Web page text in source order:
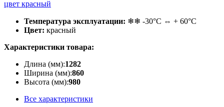
Температура эксплуатации: ❄❄ -30°С ⇔ + 60°С
Цвет: красный
Характеристики товара:
Длина (мм):1282
Ширина (мм):860
Высота (мм):980
Все характеристики